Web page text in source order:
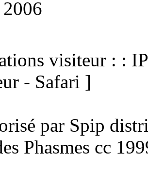
visiteur : :
- Safari ]
par Spip
Phasmes cc